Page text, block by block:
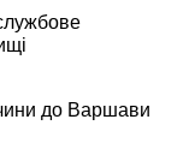
до Варшави